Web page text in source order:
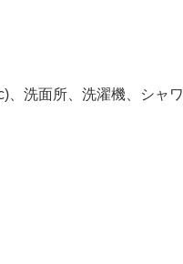
、洗面所、洗濯機、シャ